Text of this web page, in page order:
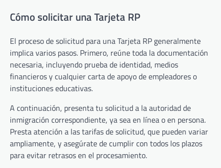
Cómo solicitar una Tarjeta RP
El proceso de solicitud para una Tarjeta RP generalmente
implica varios pasos. Primero, reúne toda la documentación
necesaria, incluyendo prueba de identidad, medios
financieros y cualquier carta de apoyo de empleadores o
instituciones educativas.
A continuación, presenta tu solicitud a la autoridad de
inmigración correspondiente, ya sea en línea o en persona.
Presta atención a las tarifas de solicitud, que pueden variar
ampliamente, y asegúrate de cumplir con todos los plazos
para evitar retrasos en el procesamiento.